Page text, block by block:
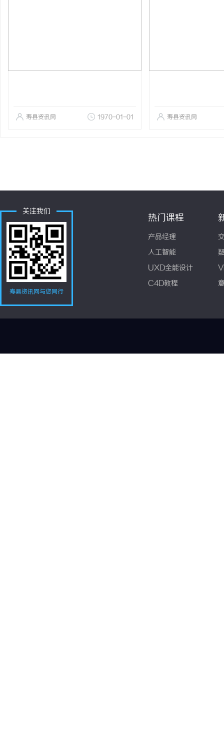
寿县资讯网 1970-01-01 寿县资讯网
关注我们
寿县资讯网与您同行
热门课程
产品经理
人工智能
UXD全能设计
C4D教程